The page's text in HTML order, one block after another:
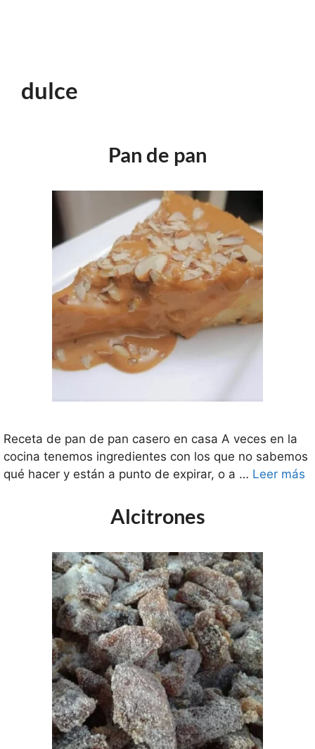
dulce
Pan de pan
Receta de pan de pan casero en casa A veces en la
cocina tenemos ingredientes con los que no sabemos
qué hacer y están a punto de expirar, o a … Leer más
Alcitrones